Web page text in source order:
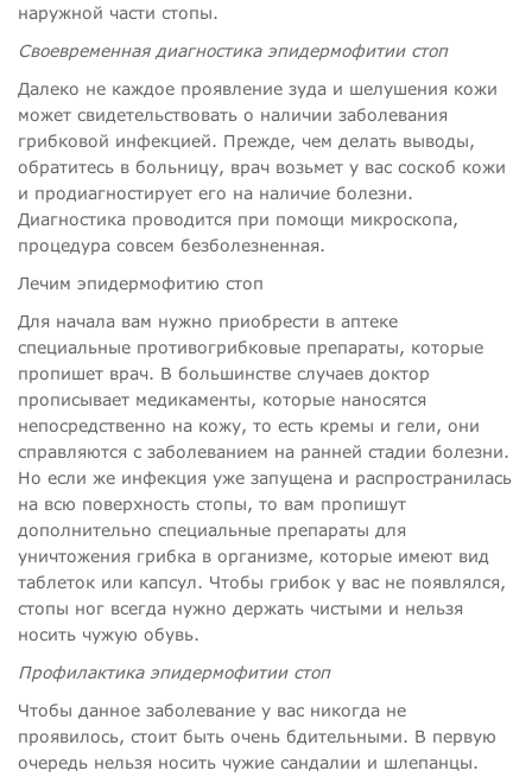
наружной части стопы.
Своевременная диагностика эпидермофитии стоп
Далеко не каждое проявление зуда и шелушения кожи
может свидетельствовать о наличии заболевания
грибковой инфекцией. Прежде, чем делать выводы,
обратитесь в больницу, врач возьмет у вас соскоб кожи
и продиагностирует его на наличие болезни.
Диагностика проводится при помощи микроскопа,
процедура совсем безболезненная.
Лечим эпидермофитию стоп
Для начала вам нужно приобрести в аптеке
специальные противогрибковые препараты, которые
пропишет врач. В большинстве случаев доктор
прописывает медикаменты, которые наносятся
непосредственно на кожу, то есть кремы и гели, они
справляются с заболеванием на ранней стадии болезни.
Но если же инфекция уже запущена и распространилась
на всю поверхность стопы, то вам пропишут
дополнительно специальные препараты для
уничтожения грибка в организме, которые имеют вид
таблеток или капсул. Чтобы грибок у вас не появлялся,
стопы ног всегда нужно держать чистыми и нельзя
носить чужую обувь.
Профилактика эпидермофитии стоп
Чтобы данное заболевание у вас никогда не
проявилось, стоит быть очень бдительными. В первую
очередь нельзя носить чужие сандалии и шлепанцы.